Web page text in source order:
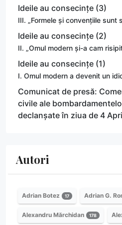
Ideile au consecințe (3)
III. „Formele și convențiile sunt
Ideile au consecințe (2)
II. „Omul modern și-a cam
Ideile au consecințe (1)
I. Omul modern a devenit un
Comunicat de presă:
civile ale
declanșate în ziua de 4
Autori
Adrian Botez 17 Adrian G.
Alexandru Mărchidan 178